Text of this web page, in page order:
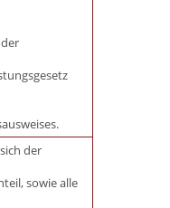
der
sowie alle